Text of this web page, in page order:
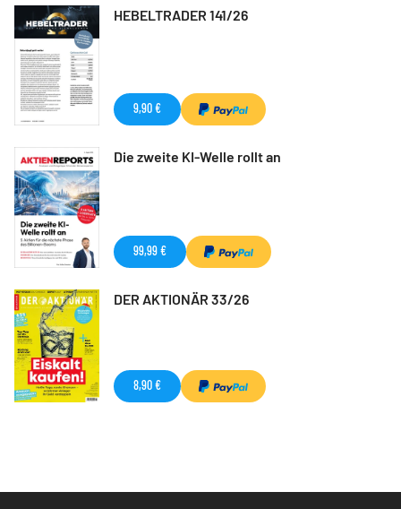
HEBELTRADER 141/26
9,90 €
Die zweite KI-Welle rollt an
99,99 €
DER AKTIONÄR 33/26
8,90 €